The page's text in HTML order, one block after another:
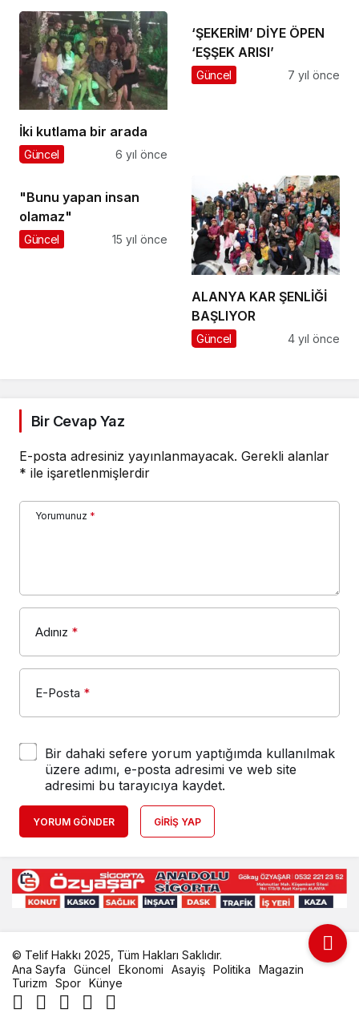
İki kutlama bir arada
Güncel 6 yıl önce
‘ŞEKERİM’ DİYE ÖPEN
‘EŞŞEK ARISI’
Güncel 7 yıl önce
"Bunu yapan insan
olamaz"
Güncel 15 yıl önce
ALANYA KAR ŞENLİĞİ
BAŞLIYOR
Güncel 4 yıl önce
Bir Cevap Yaz
E-posta adresiniz yayınlanmayacak. Gerekli alanlar
* ile işaretlenmişlerdir
Yorumunuz *
Adınız *
E-Posta *
Bir dahaki sefere yorum yaptığımda kullanılmak
üzere adımı, e-posta adresimi ve web site
adresimi bu tarayıcıya kaydet.
YORUM GÖNDER GIRIŞ YAP
© Telif Hakkı 2025, Tüm Hakları Saklıdır.
Ana Sayfa
Güncel Ekonomi Asayiş Politika
Magazin
Turizm
Spor Künye